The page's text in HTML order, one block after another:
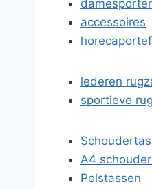
accessoires
lederen
sportieve
A4
Polstassen